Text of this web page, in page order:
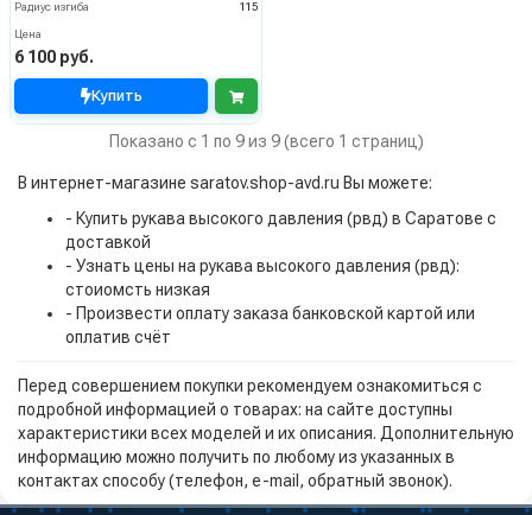
Радиус изгиба
115
Цена
6 100 руб.
Купить
Показано с 1 по 9 из 9 (всего 1 страниц)
В интернет-магазине saratov.shop-avd.ru Вы можете:
- Купить рукава высокого давления (рвд) в Саратове с
доставкой
- Узнать цены на рукава высокого давления (рвд):
стоиомсть низкая
- Произвести оплату заказа банковской картой или
оплатив счёт
Перед совершением покупки рекомендуем ознакомиться с
подробной информацией о товарах: на сайте доступны
характеристики всех моделей и их описания. Дополнительную
информацию можно получить по любому из указанных в
контактах способу (телефон, e-mail, обратный звонок).